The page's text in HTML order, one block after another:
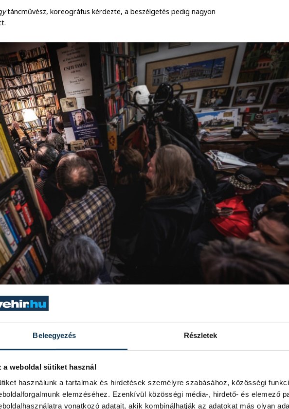
Beleegyezés Részletek
a weboldal sütiket használ
használunk a tartalmak és hirdetések személyre szabásához, közösségi
elemzéséhez. Ezenkívül közösségi média-, hirdető- és elemező
vonatkozó adatait, akik kombinálhatják az adatokat más olyan
táncművész, koreográfus kérdezte, a beszélgetés pedig nagyon
egyfajta sorsszerűségnek fogja fel, hiszen édesanyja eredetileg
világra, ehelyett úgy alakult, hogy Veszprémben született
voltak, szülei pedagógusok, ő maga ezt egy szerencsés
így érti és érzi a magyar középosztály gondolatvilágát.
felé is ez vezérelte, mindkettő egy régi embertudomány, de
minden mozzanat, döntés – legyen az jó, vagy rossz – a